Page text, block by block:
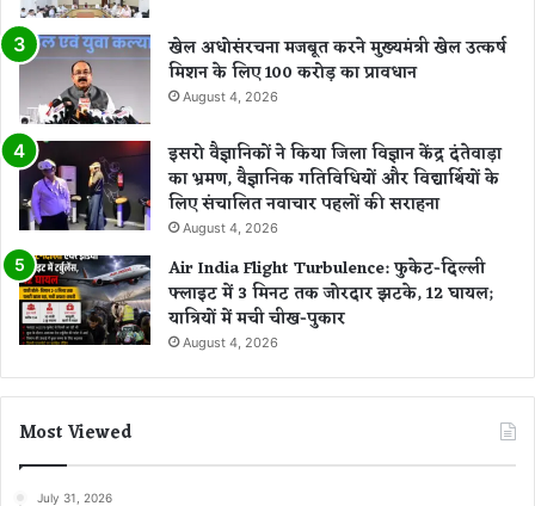
खेल अधोसंरचना मजबूत करने मुख्यमंत्री खेल उत्कर्ष
मिशन के लिए 100 करोड़ का प्रावधान
August 4, 2026
इसरो वैज्ञानिकों ने किया जिला विज्ञान केंद्र दंतेवाड़ा
का भ्रमण, वैज्ञानिक गतिविधियों और विद्यार्थियों के
लिए संचालित नवाचार पहलों की सराहना
August 4, 2026
Air India Flight Turbulence: फुकेट-दिल्ली
फ्लाइट में 3 मिनट तक जोरदार झटके, 12 घायल;
यात्रियों में मची चीख-पुकार
August 4, 2026
Most Viewed
July 31, 2026